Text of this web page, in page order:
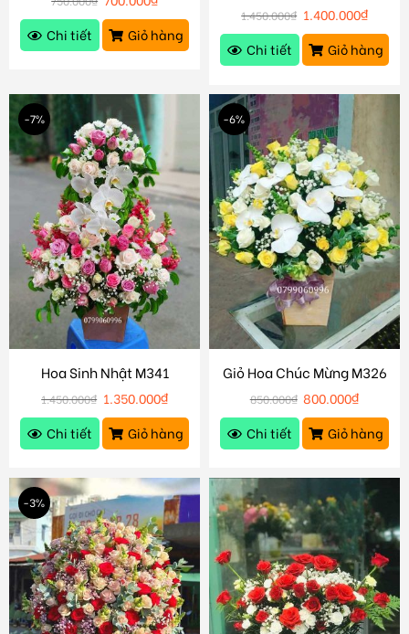
Chi tiết
Giỏ hàng
1.450.000₫ 1.400.000₫
Chi tiết
Giỏ hàng
-7%
Hoa Sinh Nhật M341
1.450.000₫ 1.350.000₫
Chi tiết
Giỏ hàng
-6%
Giỏ Hoa Chúc Mừng M326
850.000₫ 800.000₫
Chi tiết
Giỏ hàng
-3%